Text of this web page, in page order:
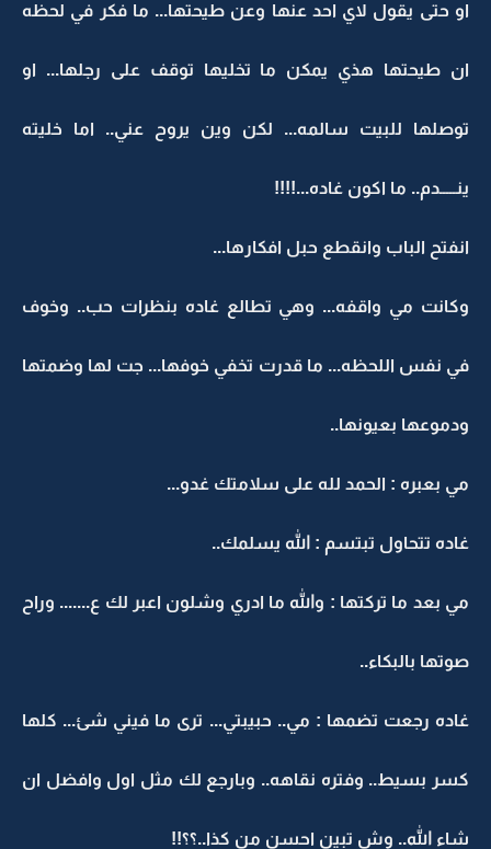
او حتى يقول لاي احد عنها وعن طيحتها... ما فكر في لحظه
ان طيحتها هذي يمكن ما تخليها توقف على رجلها... او
توصلها للبيت سالمه... لكن وين يروح عني.. اما خليته
ينـــــدم.. ما اكون غاده...!!!!
انفتح الباب وانقطع حبل افكارها...
وكانت مي واقفه... وهي تطالع غاده بنظرات حب.. وخوف
في نفس اللحظه... ما قدرت تخفي خوفها... جت لها وضمتها
ودموعها بعيونها..
مي بعبره : الحمد لله على سلامتك غدو...
غاده تتحاول تبتسم : الله يسلمك..
مي بعد ما تركتها : والله ما ادري وشلون اعبر لك ع....... وراح
صوتها بالبكاء..
غاده رجعت تضمها : مي.. حبيبتي... ترى ما فيني شئ... كلها
كسر بسيط.. وفتره نقاهه.. وبارجع لك مثل اول وافضل ان
شاء الله.. وش تبين احسن من كذا..؟؟!!